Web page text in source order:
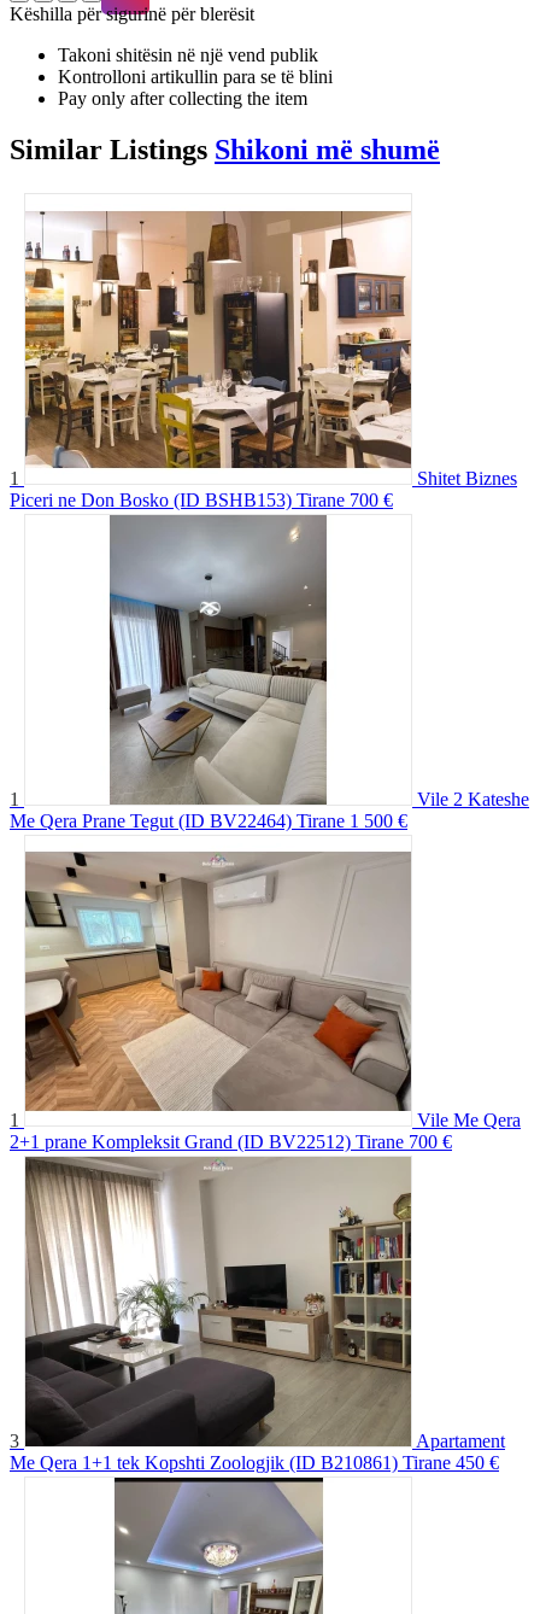
Këshilla për sigurinë për blerësit
Takoni shitësin në një vend publik
Kontrolloni artikullin para se të blini
Pay only after collecting the item
Similar Listings Shikoni më shumë
1
Shitet Biznes
Piceri ne Don Bosko (ID BSHB153) Tirane 700 €
1
Vile 2 Kateshe
Me Qera Prane Tegut (ID BV22464) Tirane 1 500 €
1
Vile Me Qera
2+1 prane Kompleksit Grand (ID BV22512) Tirane 700 €
3
Apartament
Me Qera 1+1 tek Kopshti Zoologjik (ID B210861) Tirane 450 €